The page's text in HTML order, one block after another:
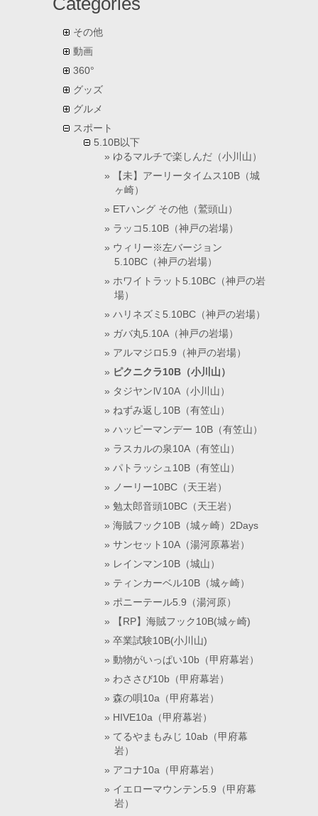
その他
動画
360°
グッズ
グルメ
スポート
5.10B以下
ゆるマルチで楽しんだ（小川山）
【未】アーリータイムス10B（城
ヶ崎）
ETハング その他（鷲頭山）
ラッコ5.10B（神戸の岩場）
ウィリー※左バージョン
5.10BC（神戸の岩場）
ホワイトラット5.10BC（神戸の岩
場）
ハリネズミ5.10BC（神戸の岩場）
ガバ丸5.10A（神戸の岩場）
アルマジロ5.9（神戸の岩場）
ピクニクラ10B（小川山）
タジヤンⅣ10A（小川山）
ねずみ返し10B（有笠山）
ハッピーマンデー 10B（有笠山）
ラスカルの泉10A（有笠山）
パトラッシュ10B（有笠山）
ノーリー10BC（天王岩）
勉太郎音頭10BC（天王岩）
海賊フック10B（城ヶ崎）2Days
サンセット10A（湯河原幕岩）
レインマン10B（城山）
ティンカーベル10B（城ヶ崎）
ポニーテール5.9（湯河原）
【RP】海賊フック10B(城ヶ崎)
卒業試験10B(小川山)
動物がいっぱい10b（甲府幕岩）
わささび10b（甲府幕岩）
森の唄10a（甲府幕岩）
HIVE10a（甲府幕岩）
てるやまもみじ 10ab（甲府幕
岩）
アコナ10a（甲府幕岩）
イエローマウンテン5.9（甲府幕
岩）